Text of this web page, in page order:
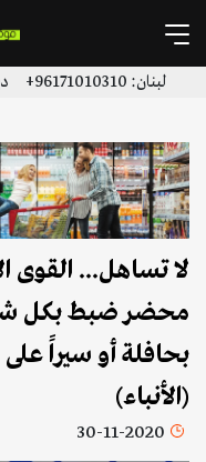
لبنان: 96171010310+ ديربورن: 13137751171+ | 13136996923+
لا تساهل... القوى
محضر ضبط بكل
بحافلة أو سيراً
(الأنباء)
30-11-2020